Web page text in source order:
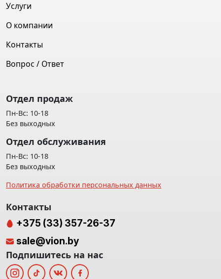
Услуги
О компании
Контакты
Вопрос / Ответ
Отдел продаж
Пн-Вс: 10-18
Без выходных
Отдел обслуживания
Пн-Вс: 10-18
Без выходных
Политика обработки персональных данных
Контакты
+375 (33) 357-26-37
sale@vion.by
Подпишитесь на нас